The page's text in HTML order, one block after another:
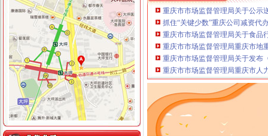
重庆市市场监督管理局关于公示
抓住“关键少数”重庆公司减资代
重庆市市场监督管理局关于食品
重庆市市场监督管理局重庆市地
重庆市市场监督管理局关于发布
重庆市市场监督管理局重庆市人